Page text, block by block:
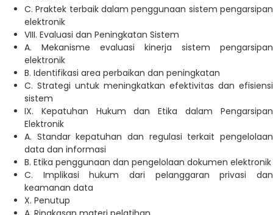
C. Praktek terbaik dalam penggunaan sistem pengarsipan
elektronik
VIII. Evaluasi dan Peningkatan Sistem
A. Mekanisme evaluasi kinerja sistem pengarsipan
elektronik
B. Identifikasi area perbaikan dan peningkatan
C. Strategi untuk meningkatkan efektivitas dan efisiensi
sistem
IX. Kepatuhan Hukum dan Etika dalam Pengarsipan
Elektronik
A. Standar kepatuhan dan regulasi terkait pengelolaan
data dan informasi
B. Etika penggunaan dan pengelolaan dokumen elektronik
C. Implikasi hukum dari pelanggaran privasi dan
keamanan data
X. Penutup